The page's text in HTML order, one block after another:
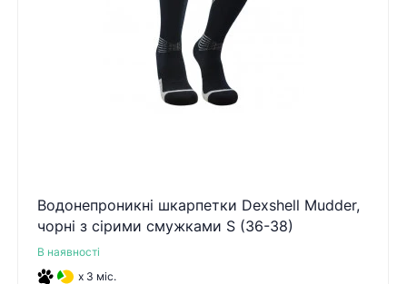
Водонепроникні шкарпетки Dexshell Mudder,
чорні з сірими смужками S (36-38)
В наявності
x 3 міс.